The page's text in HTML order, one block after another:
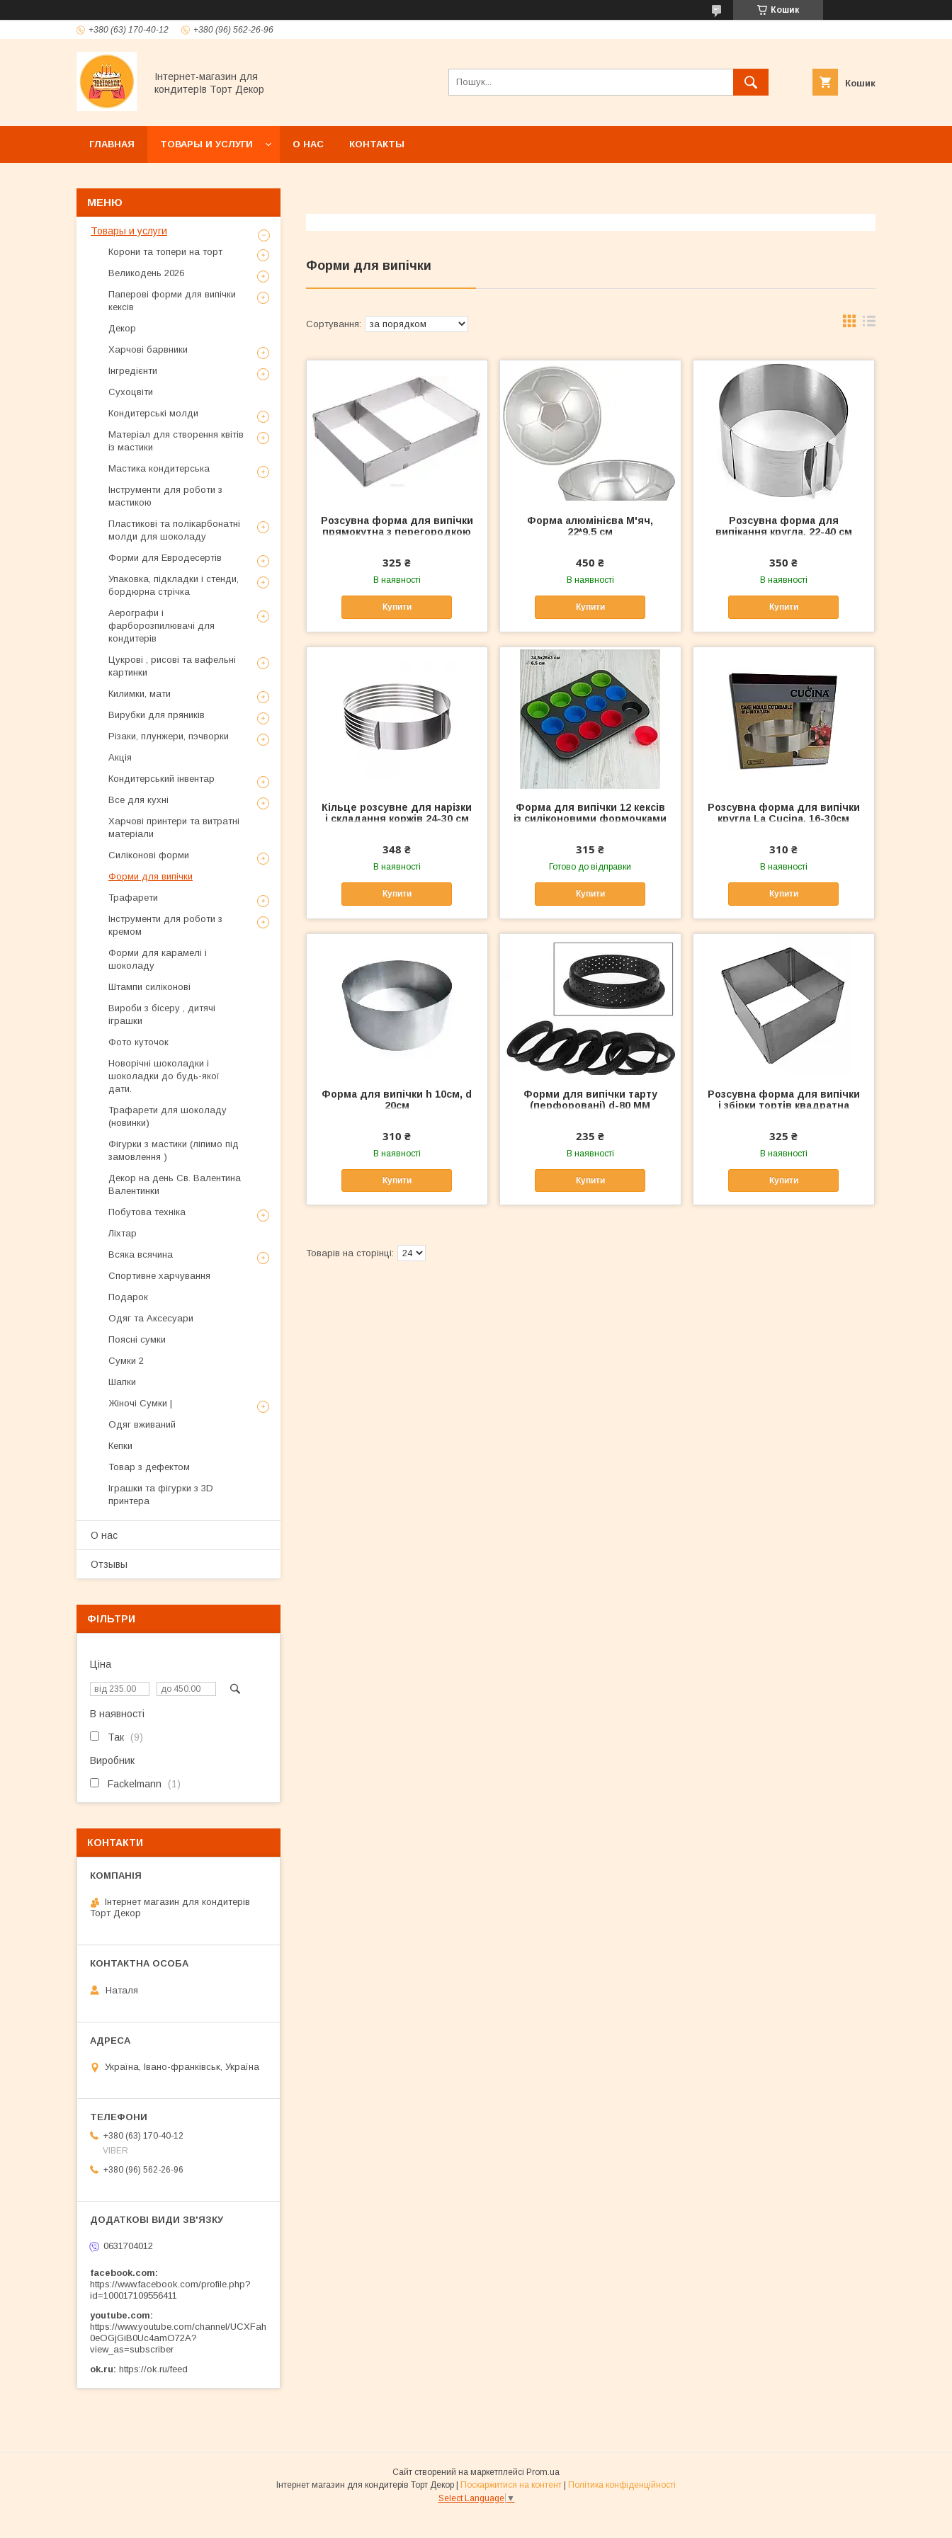
Кошик
+380 (63) 170-40-12 +380 (96) 562-26-96
Інтернет-магазин для
кондитерІв Торт Декор
Кошик
ГЛАВНАЯ ТОВАРЫ И УСЛУГИ О НАС КОНТАКТЫ
Форми для випічки
Розсувна форма для випічки
прямокутна з перегородкою
325 ₴
В наявності
Купити
Форма алюмінієва М'яч,
22*9,5 см
450 ₴
В наявності
Купити
Розсувна форма для
випікання кругла, 22-40 см
350 ₴
В наявності
Купити
Кільце розсувне для нарізки
і складання коржів 24-30 см
348 ₴
В наявності
Купити
Форма для випічки 12 кексів
із силіконовими формочками
315 ₴
Готово до відправки
Купити
Розсувна форма для випічки
кругла La Сucina, 16-30см
310 ₴
В наявності
Купити
Форма для випічки h 10см, d
20см
310 ₴
В наявності
Купити
Форми для випічки тарту
(перфоровані) d-80 ММ
235 ₴
В наявності
Купити
Розсувна форма для випічки
і збірки тортів квадратна
325 ₴
В наявності
Купити
Товары и услуги
Корони та топери на торт
Великодень 2026
Паперові форми для випічки
кексів
Декор
Харчові барвники
Інгредієнти
Сухоцвіти
Кондитерські молди
Матеріал для створення квітів
із мастики
Мастика кондитерська
Інструменти для роботи з
мастикою
Пластикові та полікарбонатні
молди для шоколаду
Форми для Евродесертів
Упаковка, підкладки і стенди,
бордюрна стрічка
Аерографи і
фарборозпилювачі для
кондитерів
Цукрові , рисові та вафельні
картинки
Килимки, мати
Вирубки для пряників
Різаки, плунжери, пэчворки
Акція
Кондитерський інвентар
Все для кухні
Харчові принтери та витратні
матеріали
Силіконові форми
Форми для випічки
Трафарети
Інструменти для роботи з
кремом
Форми для карамелі і
шоколаду
Штампи силіконові
Вироби з бісеру , дитячі
іграшки
Фото куточок
Новорічні шоколадки і
шоколадки до будь-якої
дати.
Трафарети для шоколаду
(новинки)
Фігурки з мастики (ліпимо під
замовлення )
Декор на день Св. Валентина
Валентинки
Побутова техніка
Ліхтар
Всяка всячина
Спортивне харчування
Подарок
Одяг та Аксесуари
Поясні сумки
Сумки 2
Шапки
Жіночі Сумки |
Одяг вживаний
Кепки
Товар з дефектом
Іграшки та фігурки з 3D
принтера
О нас
Отзывы
ФІЛЬТРИ
Ціна
В наявності
Так 9
Виробник
Fackelmann 1
КОНТАКТИ
Інтернет магазин для кондитерів
Торт Декор
Наталя
Україна, Івано-франківськ, Україна
+380 (63) 170-40-12
VIBER
+380 (96) 562-26-96
0631704012
facebook.com
https://www.facebook.com/profile.php?
id=100017109556411
youtube.com
https://www.youtube.com/channel/UCXFah
0eOGjGiB0Uc4amO72A?
view_as=subscriber
ok.ru https://ok.ru/feed
Сайт створений на маркетплейсі Prom.ua
Інтернет магазин для кондитерів Торт Декор | Поскаржитися на контент | Політика конфіденційності
Select Language ▼